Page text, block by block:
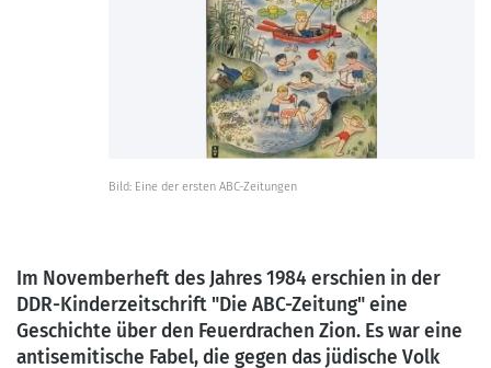
Bild: Eine der ersten ABC-Zeitungen
Im Novemberheft des Jahres 1984 erschien in der
DDR-Kinderzeitschrift "Die ABC-Zeitung" eine
Geschichte über den Feuerdrachen Zion. Es war eine
antisemitische Fabel, die gegen das jüdische Volk